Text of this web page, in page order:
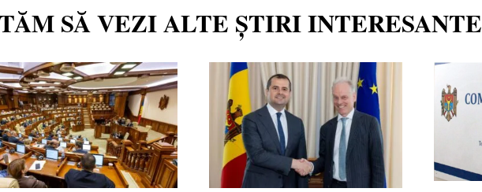
SĂ VEZI ALTE ȘTIRI INTERESANTE